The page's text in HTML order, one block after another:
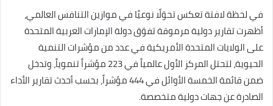
في لحظة لافتة تعكس تحوّلًا نوعيًا في موازين التنافس العالمي،
أظهرت تقارير دولية مرموقة تفوّق دولة الإمارات العربية المتحدة
على الولايات المتحدة الأمريكية في عدد من مؤشرات التنمية
الحيوية، لتحتل المركز الأول عالمياً في 223 مؤشراً تنموياً، وتدخل
ضمن قائمة الخمسة الأوائل في 444 مؤشراً، بحسب أحدث تقارير الأداء
الصادرة عن جهات دولية متخصصة.